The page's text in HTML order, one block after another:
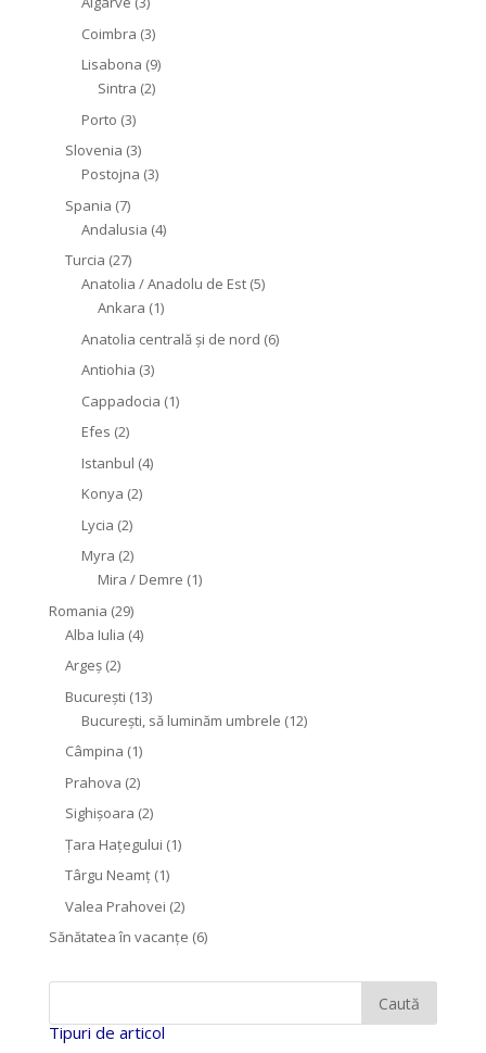
Coimbra (3)
Lisabona (9)
Sintra (2)
Porto (3)
Slovenia (3)
Postojna (3)
Spania (7)
Andalusia (4)
Turcia (27)
Anatolia / Anadolu de Est(5)
Ankara (1)
Anatolia centrală și de nord (6)
Antiohia (3)
Cappadocia (1)
Efes (2)
Istanbul (4)
Konya (2)
Lycia (2)
Myra (2)
Mira / Demre (1)
Romania (29)
Alba Iulia (4)
Argeș(2)
București (13)
București, să luminăm umbrele (12)
Câmpina (1)
Prahova (2)
Sighişoara (2)
Țara Hațegului (1)
Târgu Neamţ(1)
Valea Prahovei (2)
Sănătatea în vacanțe (6)
Tipuri de articol